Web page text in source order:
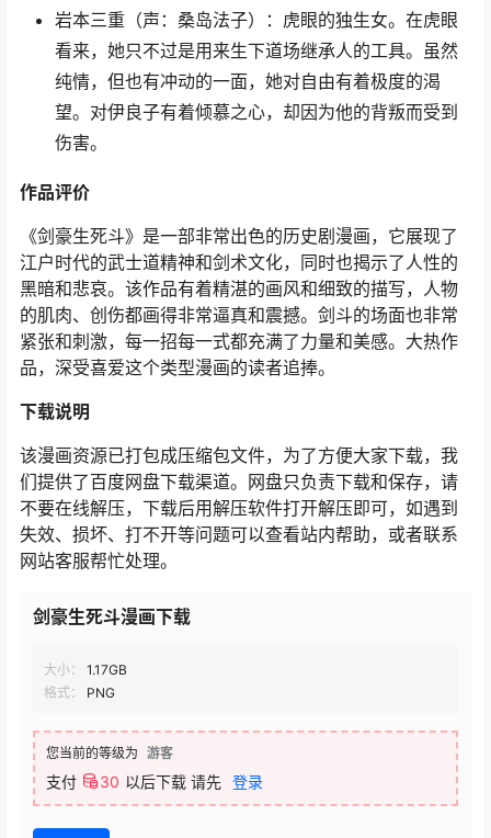
岩本三重（声：桑岛法子）：虎眼的独生女。在虎眼
看来，她只不过是用来生下道场继承人的工具。虽然
纯情，但也有冲动的一面，她对自由有着极度的渴
望。对伊良子有着倾慕之心，却因为他的背叛而受到
伤害。
作品评价
《剑豪生死斗》是一部非常出色的历史剧漫画，它展现了
江户时代的武士道精神和剑术文化，同时也揭示了人性的
黑暗和悲哀。该作品有着精湛的画风和细致的描写，人物
的肌肉、创伤都画得非常逼真和震撼。剑斗的场面也非常
紧张和刺激，每一招每一式都充满了力量和美感。大热作
品，深受喜爱这个类型漫画的读者追捧。
下载说明
该漫画资源已打包成压缩包文件，为了方便大家下载，我
们提供了百度网盘下载渠道。网盘只负责下载和保存，请
不要在线解压，下载后用解压软件打开解压即可，如遇到
失效、损坏、打不开等问题可以查看站内帮助，或者联系
网站客服帮忙处理。
剑豪生死斗漫画下载
大小：
1.17GB
格式：
PNG
您当前的等级为 游客
支付 30 以后下载 请先 登录